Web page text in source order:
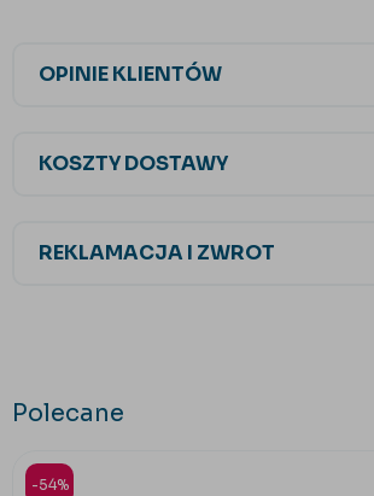
OPINIE KLIENTÓW
KOSZTY DOSTAWY
REKLAMACJA I ZWROT
Polecane
-54%